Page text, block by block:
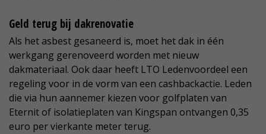
Geld terug bij dakrenovatie
Als het asbest gesaneerd is, moet het dak in één
werkgang gerenoveerd worden met nieuw
dakmateriaal. Ook daar heeft LTO Ledenvoordeel een
regeling voor in de vorm van een cashbackactie. Leden
die via hun aannemer kiezen voor golfplaten van
Eternit of isolatieplaten van Kingspan ontvangen 0,35
euro per vierkante meter terug.